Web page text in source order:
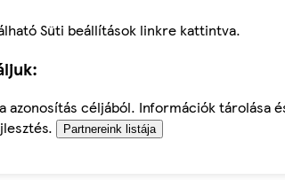
Süti beállítások linkre kattintva.
azonosítás céljából. Információk
Partnereink listája